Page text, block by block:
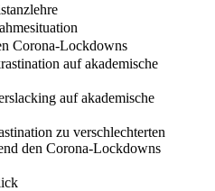
Corona-Lockdowns
auf akademische
auf akademische
zu verschlechterten
den Corona-Lockdowns